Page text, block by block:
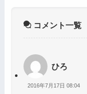
コメント一覧
ひろ
2016年7月17日 08:04